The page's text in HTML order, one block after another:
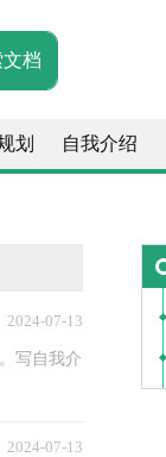
划 自我介绍
2024-07-13
写自我介
2024-07-13